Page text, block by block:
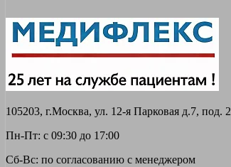
105203, г.Москва, ул. 12-я Парковая д.7, под. 2
Пн-Пт: с 09:30 до 17:00
Сб-Вс: по согласованию с менеджером